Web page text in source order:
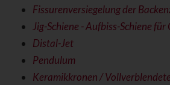
Fissurenversiegelung der
Jig-Schiene - Aufbiss-Schiene
Distal-Jet
Pendulum
Keramikkronen /